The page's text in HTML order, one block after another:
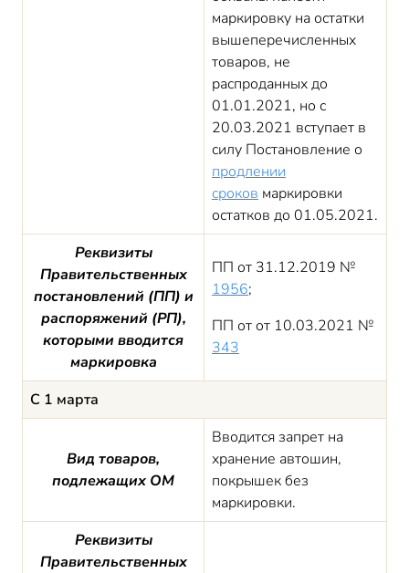
маркировку на остатки
вышеперечисленных
товаров, не
распроданных до
01.01.2021, но с
20.03.2021 вступает в
силу Постановление о
продлении
сроков маркировки
остатков до 01.05.2021.
Реквизиты
Правительственных
постановлений (ПП) и
распоряжений (РП),
которыми вводится
маркировка
ПП от 31.12.2019 №
1956;
ПП от от 10.03.2021 №
343
С 1 марта
Вид товаров,
подлежащих ОМ
Вводится запрет на
хранение автошин,
покрышек без
маркировки.
Реквизиты
Правительственных